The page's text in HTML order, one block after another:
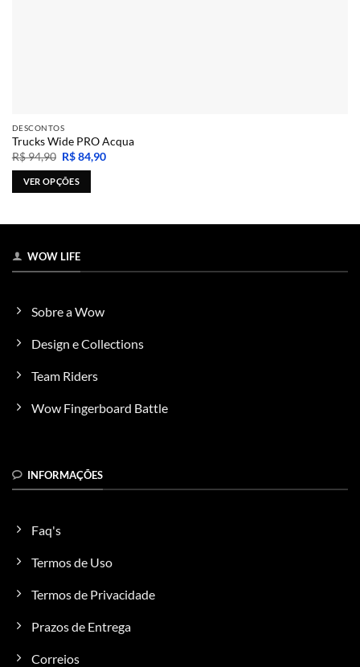
DESCONTOS
Trucks Wide PRO Acqua
R$94,90 O
preço
original
era:
R$ 94,90.
R$84,90O
VER OPÇÕES
várias
variantes.
podem
escolhidas
na
do
WOW LIFE
Sobre a Wow
Design e Collections
Team Riders
Wow Fingerboard Battle
INFORMAÇÕES
Faq's
Termos de Uso
Termos de Privacidade
Prazos de Entrega
Correios